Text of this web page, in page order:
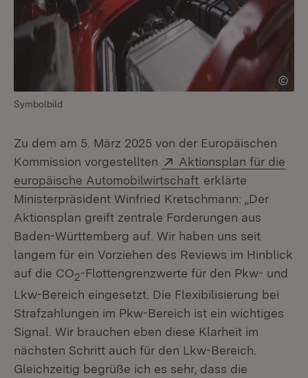
Symbolbild
Zu dem am 5. März 2025 von der Europäischen
Kommission vorgestellten
Extern:
Aktionsplan für die
europäische Automobilwirtschaft (Öffnet in neuem
erklärte
Ministerpräsident Winfried Kretschmann: „Der
Aktionsplan greift zentrale Forderungen aus
Baden-Württemberg auf. Wir haben uns seit
langem für ein Vorziehen des Reviews im Hinblick
auf die CO2-Flottengrenzwerte für den Pkw- und
Lkw-Bereich eingesetzt. Die Flexibilisierung bei
Strafzahlungen im Pkw-Bereich ist ein wichtiges
Signal. Wir brauchen eben diese Klarheit im
nächsten Schritt auch für den Lkw-Bereich.
Gleichzeitig begrüße ich es sehr, dass die